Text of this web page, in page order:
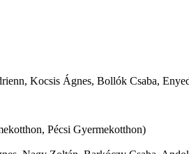
Kocsis Ágnes, Bollók Csaba,
Pécsi Gyermekotthon)